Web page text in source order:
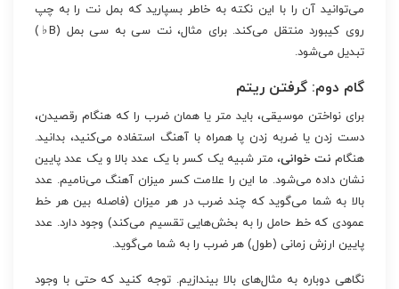
می‌توانید آن را با این نکته به خاطر بسپارید که بمل نت را به چپ
روی کیبورد منتقل می‌کند. برای مثال، نت سی به سی بمل (B♭)
تبدیل می‌شود.
گام دوم: گرفتن ریتم
برای نواختن موسیقی، باید متر یا همان ضرب را که هنگام رقصیدن،
دست زدن یا ضربه زدن پا همراه با آهنگ استفاده می‌کنید، بدانید.
هنگام نت خوانی، متر شبیه یک کسر با یک عدد بالا و یک عدد پایین
نشان داده می‌شود. ما این را علامت کسر میزان آهنگ می‌نامیم. عدد
بالا به شما می‌گوید که چند ضرب در هر میزان (فاصله بین هر خط
عمودی که خط حامل را به بخش‌هایی تقسیم می‌کند) وجود دارد. عدد
پایین ارزش زمانی (طول) هر ضرب را به شما می‌گوید.
نگاهی دوباره به مثال‌های بالا بیندازیم. توجه کنید که حتی با وجود